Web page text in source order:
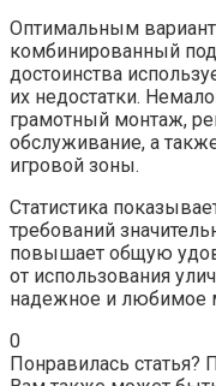
Оптимальным
комбинированный
достоинства
их недостатки.
грамотный монтаж,
обслуживание, а
игровой зоны.
Статистика
требований
повышает общую
от использования
надежное и любимое
0
Понравилась статья?